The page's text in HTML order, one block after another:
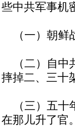
些中共军事机
（一）朝鲜
（二）自中
摔掉二、三十
（三）五十
在那儿升了官